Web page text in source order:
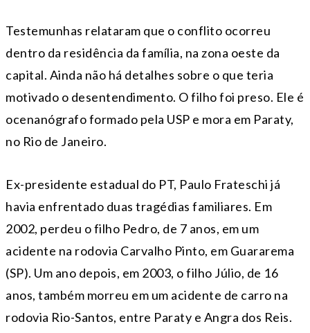
Testemunhas relataram que o conflito ocorreu
dentro da residência da família, na zona oeste da
capital. Ainda não há detalhes sobre o que teria
motivado o desentendimento. O filho foi preso. Ele é
ocenanógrafo formado pela USP e mora em Paraty,
no Rio de Janeiro.
Ex-presidente estadual do PT, Paulo Frateschi já
havia enfrentado duas tragédias familiares. Em
2002, perdeu o filho Pedro, de 7 anos, em um
acidente na rodovia Carvalho Pinto, em Guararema
(SP). Um ano depois, em 2003, o filho Júlio, de 16
anos, também morreu em um acidente de carro na
rodovia Rio-Santos, entre Paraty e Angra dos Reis.